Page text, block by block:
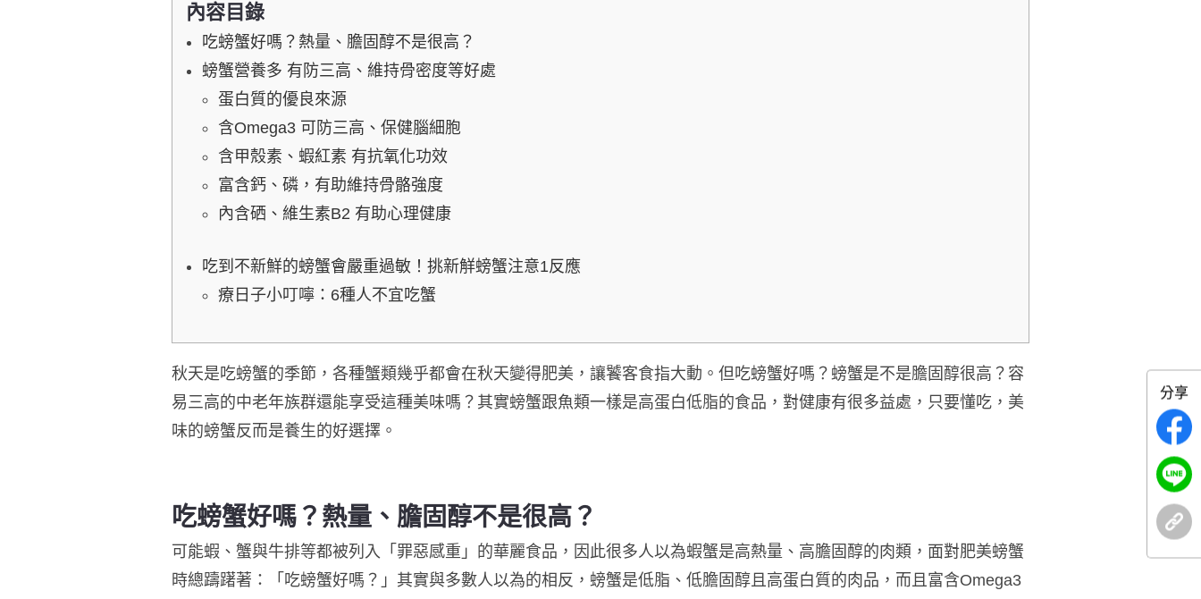
內容目錄
吃螃蟹好嗎？熱量、膽固醇不是很高？
螃蟹營養多 有防三高、維持骨密度等好處
蛋白質的優良來源
含Omega3 可防三高、保健腦細胞
含甲殼素、蝦紅素 有抗氧化功效
富含鈣、磷，有助維持骨骼強度
內含硒、維生素B2 有助心理健康
吃到不新鮮的螃蟹會嚴重過敏！挑新觧螃蟹注意1反應
療日子小叮嚀：6種人不宜吃蟹
秋天是吃螃蟹的季節，各種蟹類幾乎都會在秋天變得肥美，讓饕客食指大動。但吃螃蟹好嗎？螃蟹是不是膽固醇很高？容
易三高的中老年族群還能享受這種美味嗎？其實螃蟹跟魚類一樣是高蛋白低脂的食品，對健康有很多益處，只要懂吃，美
味的螃蟹反而是養生的好選擇。
吃螃蟹好嗎？熱量、膽固醇不是很高？
可能蝦、蟹與牛排等都被列入「罪惡感重」的華麗食品，因此很多人以為蝦蟹是高熱量、高膽固醇的肉類，面對肥美螃蟹
時總躊躇著：「吃螃蟹好嗎？」其實與多數人以為的相反，螃蟹是低脂、低膽固醇且高蛋白質的肉品，而且富含Omega3
分享